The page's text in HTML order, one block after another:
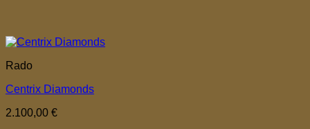
Rado
Centrix Diamonds
2.100,00 €